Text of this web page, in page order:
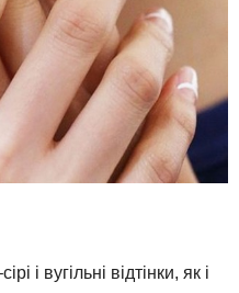
сірі і вугільні відтінки, як і